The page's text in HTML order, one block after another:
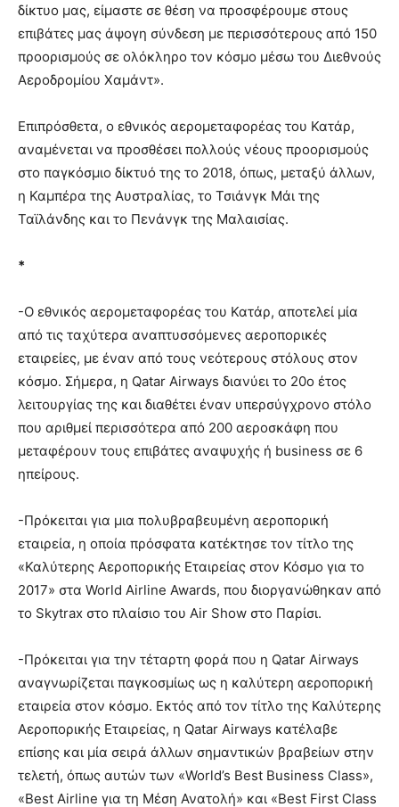
δίκτυο μας, είμαστε σε θέση να προσφέρουμε στους
επιβάτες μας άψογη σύνδεση με περισσότερους από 150
προορισμούς σε ολόκληρο τον κόσμο μέσω του Διεθνούς
Αεροδρομίου Χαμάντ».
Επιπρόσθετα, ο εθνικός αερομεταφορέας του Κατάρ,
αναμένεται να προσθέσει πολλούς νέους προορισμούς
στο παγκόσμιο δίκτυό της το 2018, όπως, μεταξύ άλλων,
η Καμπέρα της Aυστραλίας, το Τσιάνγκ Μάι της
Ταϊλάνδης και το Πενάνγκ της Μαλαισίας.
*
-Ο εθνικός αερομεταφορέας του Κατάρ, αποτελεί μία
από τις ταχύτερα αναπτυσσόμενες αεροπορικές
εταιρείες, με έναν από τους νεότερους στόλους στον
κόσμο. Σήμερα, η Qatar Airways διανύει το 20ο έτος
λειτουργίας της και διαθέτει έναν υπερσύγχρονο στόλο
που αριθμεί περισσότερα από 200 αεροσκάφη που
μεταφέρουν τους επιβάτες αναψυχής ή business σε 6
ηπείρους.
-Πρόκειται για μια πολυβραβευμένη αεροπορική
εταιρεία, η οποία πρόσφατα κατέκτησε τον τίτλο της
«Καλύτερης Αεροπορικής Εταιρείας στον Κόσμο για το
2017» στα World Airline Awards, που διοργανώθηκαν από
το Skytrax στο πλαίσιο του Air Show στο Παρίσι.
-Πρόκειται για την τέταρτη φορά που η Qatar Airways
αναγνωρίζεται παγκοσμίως ως η καλύτερη αεροπορική
εταιρεία στον κόσμο. Εκτός από τον τίτλο της Καλύτερης
Αεροπορικής Εταιρείας, η Qatar Airways κατέλαβε
επίσης και μία σειρά άλλων σημαντικών βραβείων στην
τελετή, όπως αυτών των «World’s Best Business Class»,
«Best Airline για τη Μέση Ανατολή» και «Best First Class